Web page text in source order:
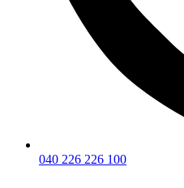
040 226 226 100